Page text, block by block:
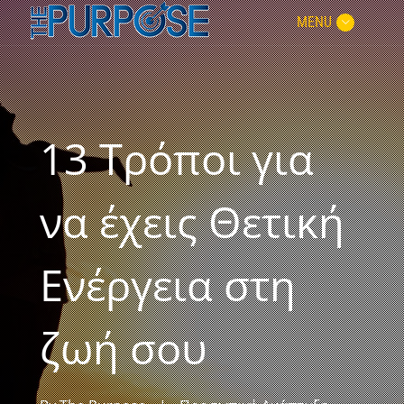
MENU
13 Τρόποι για
να έχεις Θετική
Ενέργεια στη
ζωή σου